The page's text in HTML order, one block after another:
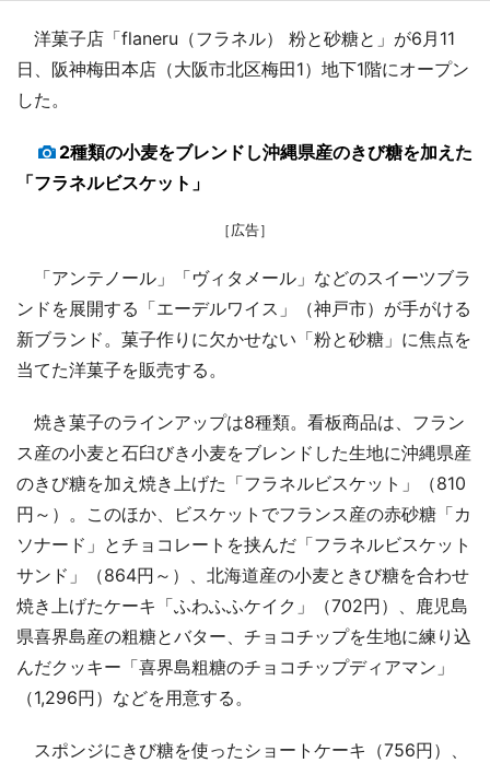
洋菓子店「flaneru（フラネル） 粉と砂糖と」が6月11
日、阪神梅田本店（大阪市北区梅田1）地下1階にオープン
した。
2種類の小麦をブレンドし沖縄県産のきび糖を加えた
「フラネルビスケット」
［広告］
「アンテノール」「ヴィタメール」などのスイーツブラ
ンドを展開する「エーデルワイス」（神戸市）が手がける
新ブランド。菓子作りに欠かせない「粉と砂糖」に焦点を
当てた洋菓子を販売する。
焼き菓子のラインアップは8種類。看板商品は、フラン
ス産の小麦と石臼びき小麦をブレンドした生地に沖縄県産
のきび糖を加え焼き上げた「フラネルビスケット」（810
円～）。このほか、ビスケットでフランス産の赤砂糖「カ
ソナード」とチョコレートを挟んだ「フラネルビスケット
サンド」（864円～）、北海道産の小麦ときび糖を合わせ
焼き上げたケーキ「ふわふふケイク」（702円）、鹿児島
県喜界島産の粗糖とバター、チョコチップを生地に練り込
んだクッキー「喜界島粗糖のチョコチップディアマン」
（1,296円）などを用意する。
スポンジにきび糖を使ったショートケーキ（756円）、